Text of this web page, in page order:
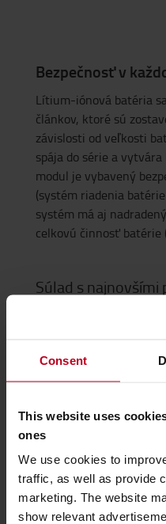
Consent
This website uses
ones
We use cookies to
traffic, as well as provide
marketing. The website
show relevant
Bezpečnosť v
Lítium-iónová batéria
článkov, ktoré sú
závislosti od veľkosti
spája do série a
modul je vybavený
(systém riadenia
systém má aj
celkovú činnosť
Súlad s
sú naše lítium-iónové
informáciami o
podporujú
dodržiavanie predpisov
batérie.
Informácie o batériách
Informácie o batériách